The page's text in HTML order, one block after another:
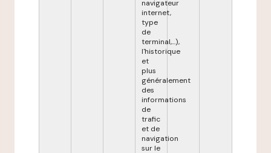
navigateur
internet,
type
de
terminal,...),
l'historique
et
plus
généralement
des
informations
de
trafic
et de
navigation
sur le